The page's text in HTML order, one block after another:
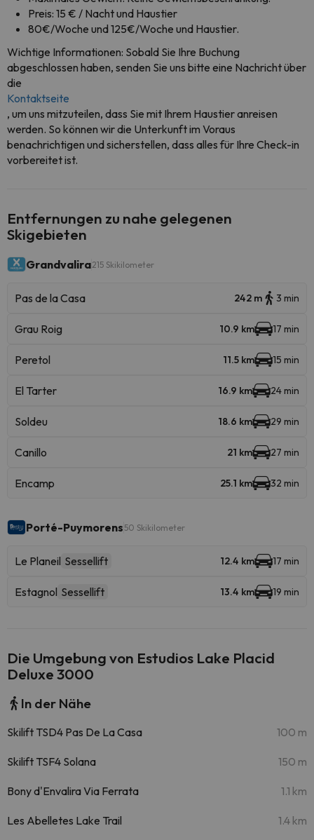
Preis: 15 € / Nacht und Haustier
80€/Woche und 125€/Woche und Haustier.
Wichtige Informationen: Sobald Sie Ihre Buchung
abgeschlossen haben, senden Sie uns bitte eine Nachricht über
die
Kontaktseite
, um uns mitzuteilen, dass Sie mit Ihrem Haustier anreisen
werden. So können wir die Unterkunft im Voraus
benachrichtigen und sicherstellen, dass alles für Ihre Check-in
vorbereitet ist.
Entfernungen zu nahe gelegenen
Skigebieten
Grandvalira215 Skikilometer
Pas de la Casa 242 m 3 min
Grau Roig 10.9 km 17 min
Peretol 11.5 km 15 min
El Tarter 16.9 km 24 min
Soldeu 18.6 km 29 min
Canillo 21 km 27 min
Encamp 25.1 km 32 min
Porté-Puymorens 50 Skikilometer
Le Planeil Sessellift 12.4 km 17 min
Estagnol Sessellift 13.4 km 19 min
Die Umgebung von Estudios Lake Placid
Deluxe 3000
In der Nähe
Skilift TSD4 Pas De La Casa 100 m
Skilift TSF4 Solana 150 m
Bony d'Envalira Via Ferrata 1.1 km
Les Abelletes Lake Trail 1.4 km